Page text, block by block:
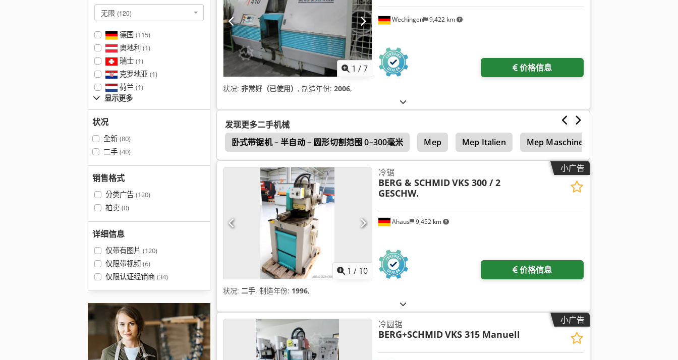
无限 (120)
德国 (115)
奥地利 (1)
瑞士 (1)
克罗地亚 (1)
荷兰 (1)
显示更多
状况
全新 (80)
二手 (40)
销售格式
分类广告 (120)
拍卖 (0)
详细信息
仅带有图片 (120)
仅限带视频 (6)
仅限认证经销商 (34)
1 /7
Wechingen 9,422 km
价格信息
状况: 非常好（已使用） , 制造年份: 2006,
发现更多二手机械
卧式带锯机 – 半自动 – 圆形切割范围 0–300毫米
Mep Mep Italien Mep Maschine Italien
Berg Schmid
小广告
1 / 10
Ahaus 9,452 km
冷锯
BERG & SCHMIDVKS 300 / 2
GESCHW.
价格信息
状况: 二手, 制造年份: 1996,
小广告
冷圆锯
BERG+SCHMIDVKS 315 Manuell